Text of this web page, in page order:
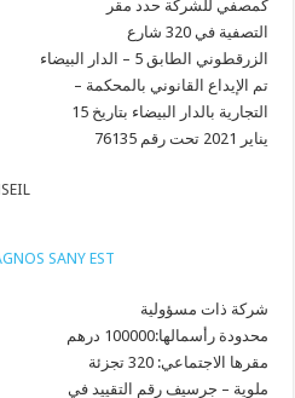
كمصفي للشركة حدد مقر
التصفية في 320 شارع
الزرقطوني الطابق 5 – الدار البيضاء
– تم الإيداع القانوني بالمحكمة
التجارية بالدار البيضاء بتاريخ 15
يناير 2021 تحت رقم 76135
SANY EST
شركة ذات مسؤولية
محدودة رأسمالها:100000 درهم
مقرها الاجتماعي: 320 تجزئة
ملوية – جرسيف رقم التقييد في